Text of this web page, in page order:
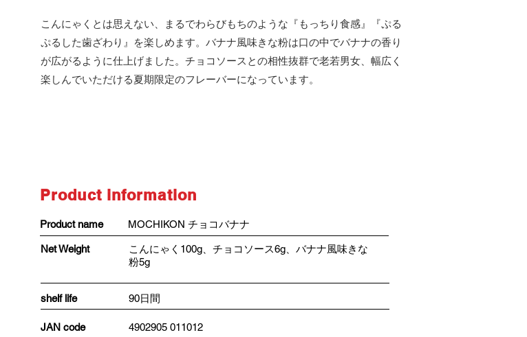
こんにゃくとは思えない、まるでわらびもちのような『もっちり食感』『ぷる
ぷるした歯ざわり』を楽しめます。バナナ風味きな粉は口の中でバナナの香り
が広がるように仕上げました。チョコソースとの相性抜群で老若男女、幅広く
楽しんでいただける夏期限定のフレーバーになっています。
​Product information
​Product name MOCHIKON チョコバナナ
Net Weight
こんにゃく100g、チョコソース6g、バナナ風味きな
粉5g
shelf life 90日間
JAN code 4902905 011012